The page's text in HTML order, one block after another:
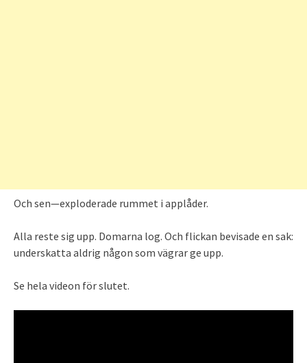
Och sen—exploderade rummet i applåder.
Alla reste sig upp. Domarna log. Och flickan bevisade en sak:
underskatta aldrig någon som vägrar ge upp.
Se hela videon för slutet.